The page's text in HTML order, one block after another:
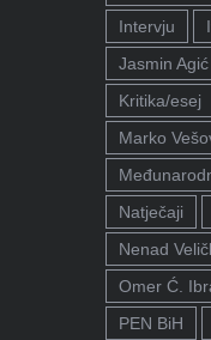
Intervju
Jasmin Agić
Kritika/esej
Marko
Natječaji
Nenad
Omer Ć.
PEN BiH